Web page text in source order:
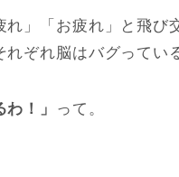
」「お疲れ」と飛び
ぞれ脳はバグってい
！」 って。